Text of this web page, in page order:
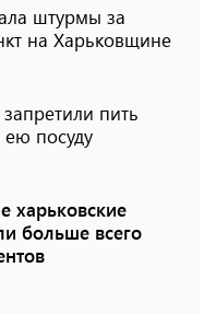
штурмы за
на Харьковщине
пить
посуду
харьковские
больше всего